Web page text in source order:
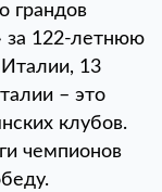
грандов
за 122-летнюю
13
– это
клубов.
чемпионов